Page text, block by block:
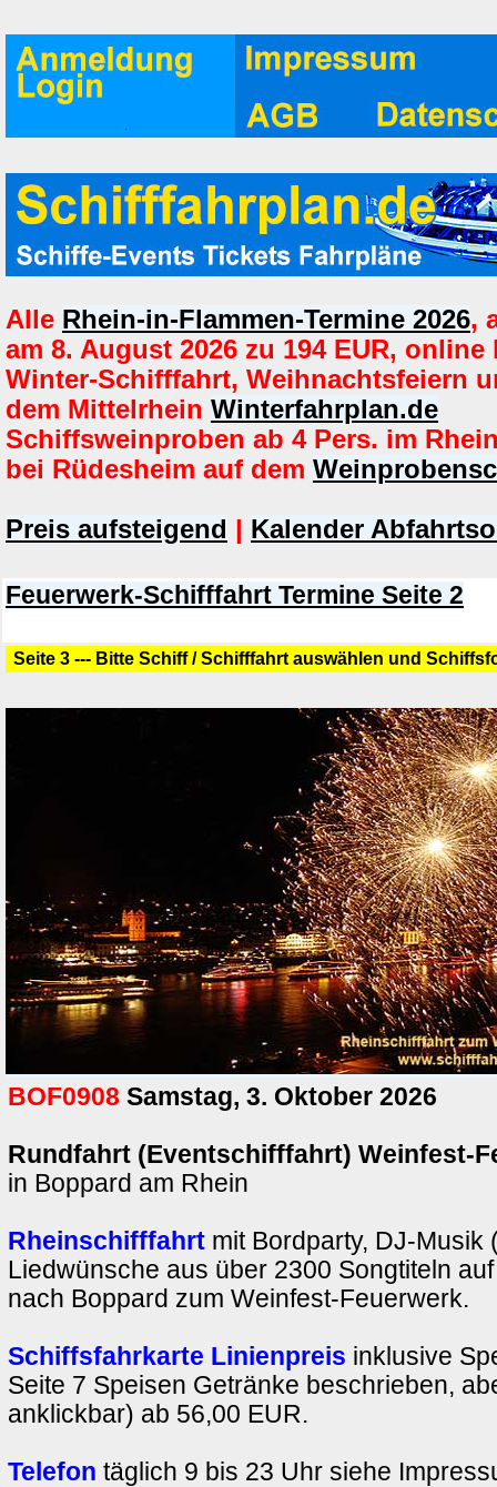
Alle Rhein-in-Flammen-Termine 2026,
am 8. August 2026 zu 194 EUR, online
Winter-Schifffahrt, Weihnachtsfeiern
dem Mittelrhein Winterfahrplan.de
Schiffsweinproben ab 4 Pers. im
bei Rüdesheim auf dem
Preis aufsteigend | Kalender
Feuerwerk-Schifffahrt Termine Seite 2
Seite 3 --- Bitte Schiff / Schifffahrt auswählen und
BOF0908 Samstag, 3. Oktober 2026
Rundfahrt (Eventschifffahrt) Weinfest-
in Boppard am Rhein
Rheinschifffahrt mit Bordparty, DJ-Musik
Liedwünsche aus über 2300 Songtiteln
nach Boppard zum Weinfest-Feuerwerk.
Schiffsfahrkarte Linienpreis inklusive
Seite 7 Speisen Getränke beschrieben,
anklickbar) ab 56,00 EUR.
Telefon täglich 9 bis 23 Uhr siehe